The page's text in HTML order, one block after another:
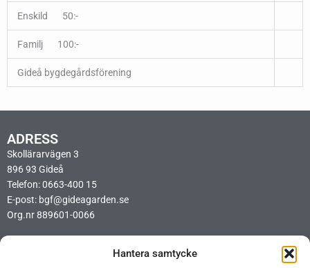
Hantera samtycke
Enskild 50:-
Familj 100:-
Gideå bygdegårdsförening
ADRESS
Skollärarvägen 3
896 93 Gideå
Telefon: 0663-400 15
E-post: bgf@gideagarden.se
Org.nr 889601-0066